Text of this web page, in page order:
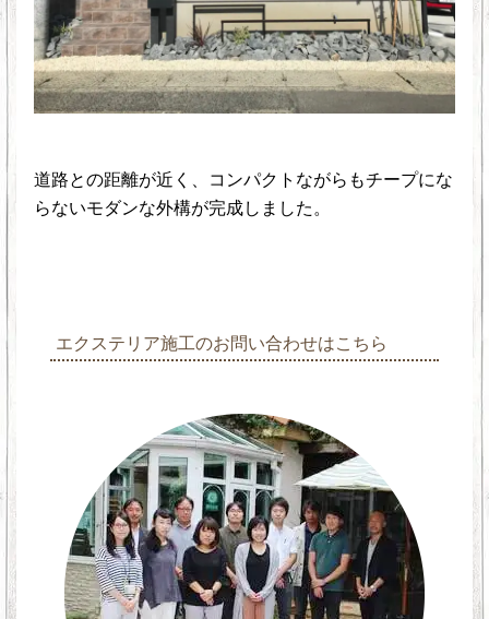
道路との距離が近く、コンパクトながらもチープにな
らないモダンな外構が完成しました。
エクステリア施工のお問い合わせはこちら